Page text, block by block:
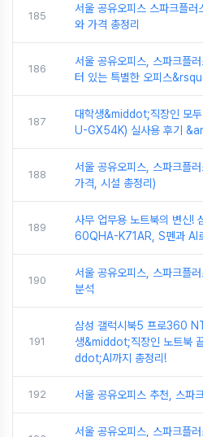
185
서울 공유오피스 스파크플러
와 가격 총정리
186
서울 공유오피스, 스파크플
터 있는 특별한 오피스
187
대학생&middot;직장인 모
U-GX54K) 실사용 후기
188
서울 공유오피스, 스파크플
가격, 시설 총정리)
189
사무 업무용 노트북의 변신
60QHA-K71AR, S펜과 AI
190
서울 공유오피스, 스파크플
분석
191
삼성 갤럭시북5 프로360
생&middot;직장인 노트북
ddot;AI까지 총정리!
192 서울 공유오피스 추천, 스파
서울 공유오피스, 스파크플